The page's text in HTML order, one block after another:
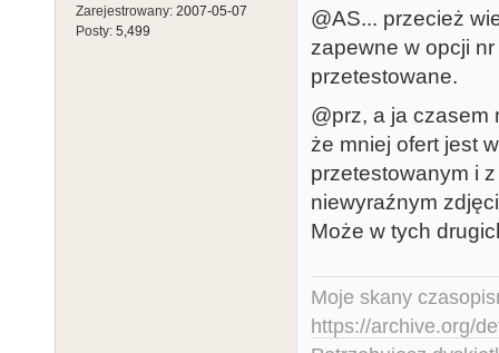
Zarejestrowany: 2007-05-07
Posty: 5,499
@AS... przecież
zapewne w opcji
przetestowane.
@prz, a ja czasem
że mniej ofert jest
przetestowanym i
niewyraźnym
Może w tych
Moje skany
https://archive.org/